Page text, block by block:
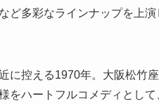
ど多彩なラインナップを上
に控える1970年。大阪松竹
をハートフルコメディとし